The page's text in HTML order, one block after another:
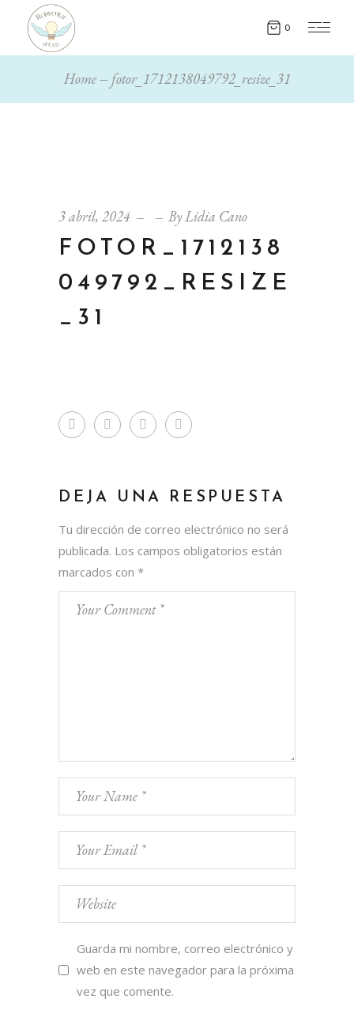
0
Home fotor_1712138049792_resize_31
3 abril, 2024 ByLidia Cano
FOTOR_1712138
049792_RESIZE
_31
DEJA UNA RESPUESTA
Tu dirección de correo electrónico no será
publicada. Los campos obligatorios están
marcados con *
Guarda mi nombre, correo electrónico y
web en este navegador para la próxima
vez que comente.